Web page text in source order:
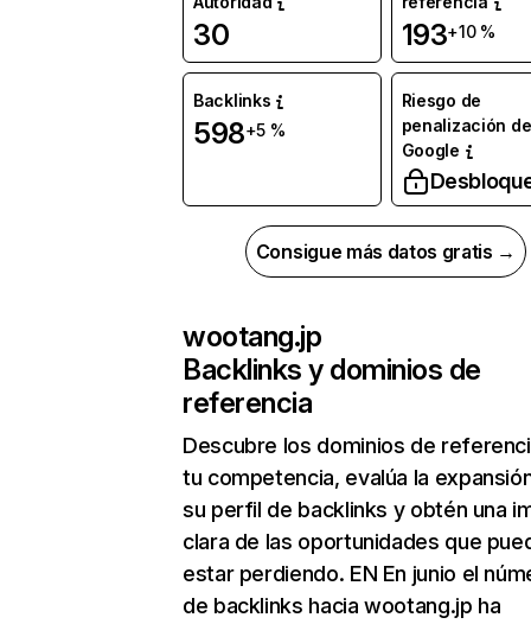
30 193+10 %
Backlinks
598+5 %
Riesgo de
penalización de
Google
Consigue más datos gratis →
wootang.jp
Backlinks y dominios de
referencia
Descubre los dominios de
tu competencia, evalúa la
su perfil de backlinks y obtén una
clara de las oportunidades que
estar perdiendo. EN En junio el
de backlinks hacia wootang.jp ha